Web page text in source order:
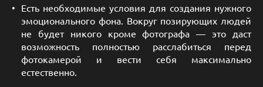
Есть необходимые условия для создания нужного
эмоционального фона. Вокруг позирующих людей
не будет никого кроме фотографа — это даст
возможность полностью расслабиться перед
фотокамерой и вести себя максимально
естественно.